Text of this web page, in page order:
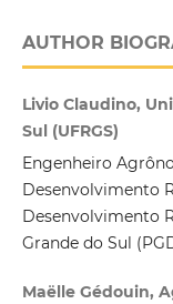
AUTHOR
Livio Claudino,
Sul (UFRGS)
Engenheiro
Desenvolvimento
Desenvolvimento
Grande do Sul
Maëlle Gédouin,